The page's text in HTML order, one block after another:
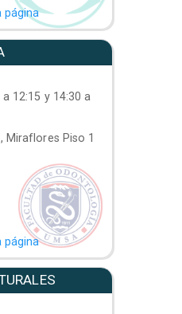
página
a 12:15 y 14:30 a
Miraflores Piso 1
página